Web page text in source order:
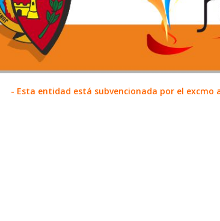
- Esta entidad está subvencionada por el